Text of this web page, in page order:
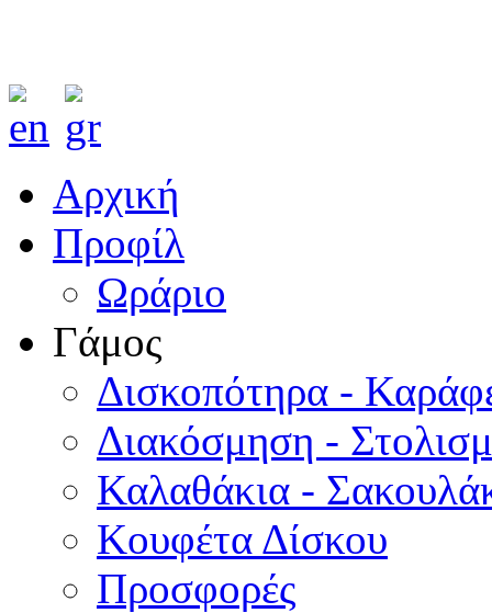
Αρχική
Προφίλ
Ωράριο
Γάμος
Δισκοπότηρα -
Διακόσμηση -
Καλαθάκια -
Κουφέτα Δίσκου
Προσφορές